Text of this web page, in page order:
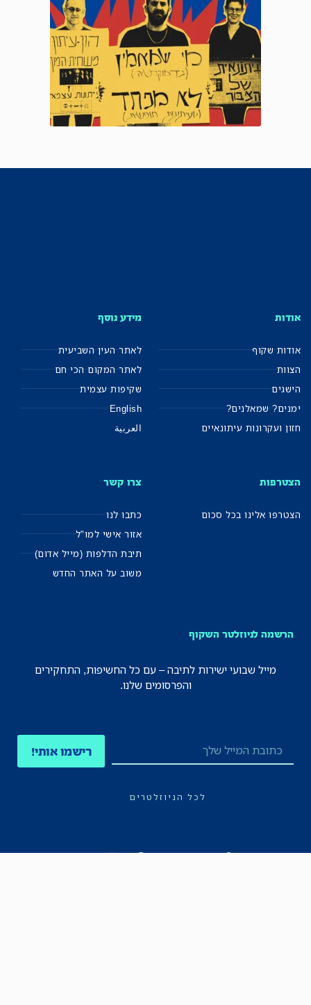
אודות
אודות שקוף
הצוות
הישגים
ימנים? שמאלנים?
חזון ועקרונות עיתונאיים
מידע נוסף
לאתר העין השביעית
לאתר המקום הכי חם
שקיפות עצמית
English
العربية
הצטרפות
הצטרפו אלינו בכל סכום
צרו קשר
כתבו לנו
אזור אישי למו"ל
תיבת הדלפות (מייל אדום)
משוב על האתר החדש
הרשמה לניוזלטר השקוף
מייל שבועי ישירות לתיבה – עם כל החשיפות, התחקירים
והפרסומים שלנו.
רישמו אותי!
לכל הניוזלטרים